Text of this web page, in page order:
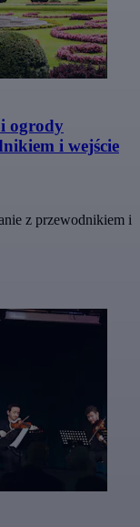
ogrody
i wejście
z przewodnikiem i